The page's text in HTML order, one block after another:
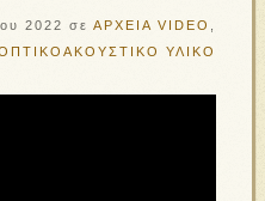
2022 σε ΑΡΧΕΙΑ VIDEO
ΥΛΙΚΟ